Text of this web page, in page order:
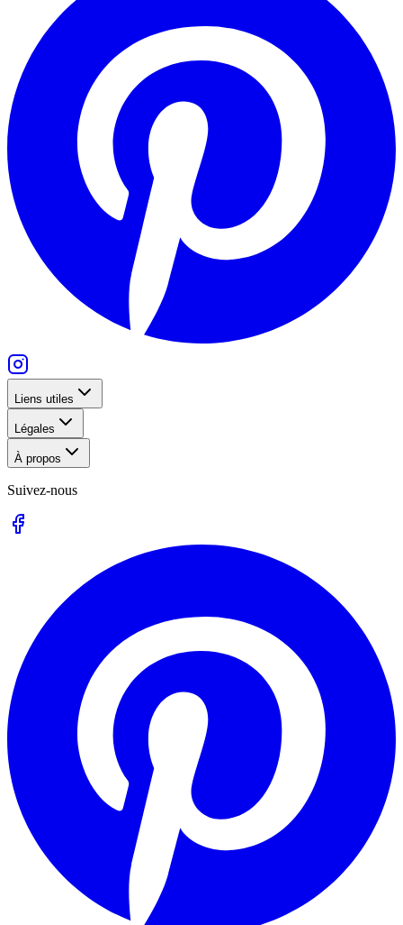
Liens utiles
Légales
À propos
Suivez-nous